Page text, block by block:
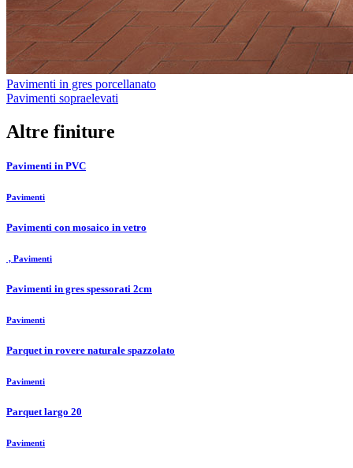
Pavimenti in gres porcellanato
Pavimenti sopraelevati
Altre finiture
Pavimenti in PVC
Pavimenti
Pavimenti con mosaico in vetro
, Pavimenti
Pavimenti in gres spessorati 2cm
Pavimenti
Parquet in rovere naturale spazzolato
Pavimenti
Parquet largo 20
Pavimenti